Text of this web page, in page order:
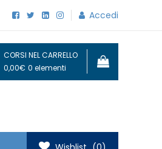
Accedi
CORSI NEL CARRELLO
0,00€ 0 elementi